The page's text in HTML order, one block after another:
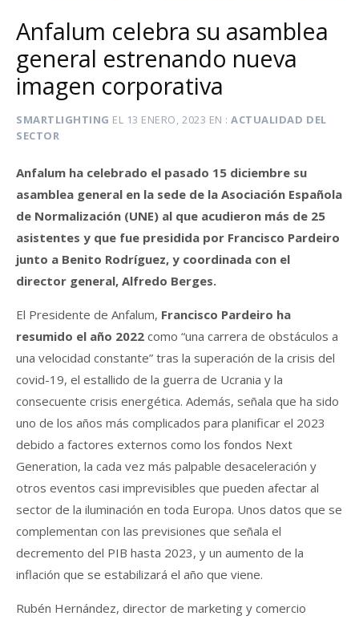
Anfalum celebra su asamblea
general estrenando nueva
imagen corporativa
SMARTLIGHTING EL 13 ENERO, 2023 EN
ACTUALIDAD DEL
SECTOR
Anfalum ha celebrado el pasado 15 diciembre su
asamblea general en la sede de la Asociación Española
de Normalización (UNE) al que acudieron más de 25
asistentes y que fue presidida por Francisco Pardeiro
junto a Benito Rodríguez, y coordinada con el
director general, Alfredo Berges.
El Presidente de Anfalum, Francisco Pardeiro ha
resumido el año 2022 como “una carrera de obstáculos a
una velocidad constante” tras la superación de la crisis del
covid-19, el estallido de la guerra de Ucrania y la
consecuente crisis energética. Además, señala que ha sido
uno de los años más complicados para planificar el 2023
debido a factores externos como los fondos Next
Generation, la cada vez más palpable desaceleración y
otros eventos casi imprevisibles que pueden afectar al
sector de la iluminación en toda Europa. Unos datos que se
complementan con las previsiones que señala el
decremento del PIB hasta 2023, y un aumento de la
inflación que se estabilizará el año que viene.
Rubén Hernández, director de marketing y comercio